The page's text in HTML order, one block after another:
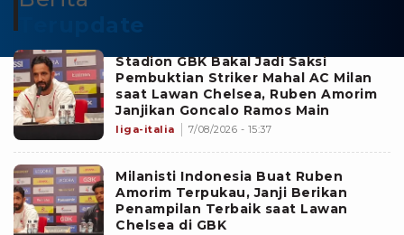
Terupdate
Stadion GBK Bakal Jadi Saksi
Pembuktian Striker Mahal AC Milan
saat Lawan Chelsea, Ruben Amorim
Janjikan Goncalo Ramos Main
liga-italia 7/08/2026 - 15:37
Milanisti Indonesia Buat Ruben
Amorim Terpukau, Janji Berikan
Penampilan Terbaik saat Lawan
Chelsea di GBK